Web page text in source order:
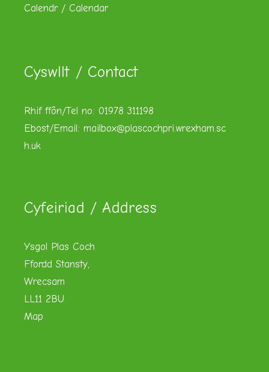
Calendr / Calendar
Cyswllt / Contact
Rhif ffôn/Tel no: 01978 311198
Ebost/Email: mailbox@plascochpri.wrexham.sc
h.uk
Cyfeiriad / Address
Ysgol Plas Coch
Ffordd Stansty,
Wrecsam
LL11 2BU
Map